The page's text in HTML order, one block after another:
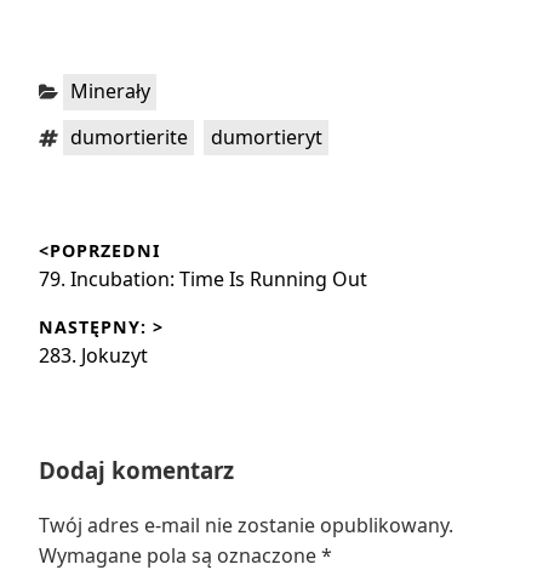
Kategorie:
Minerały
Tagi:dumortierite dumortieryt
wpisu
<POPRZEDNI
Poprzedni
79. Incubation: Time Is Running Out
NASTĘPNY: >
Następny
283. Jokuzyt
Dodaj komentarz
Twój adres e-mail nie zostanie opublikowany.
Wymagane pola są oznaczone*